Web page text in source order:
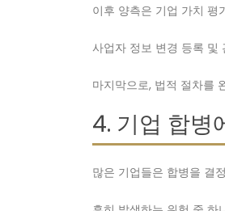
이후 양측은 기업 가치 평
사업자 정보 변경 등록 및
마지막으로, 법적 절차를
4. 기업 합병
많은 기업들은 합병을 결